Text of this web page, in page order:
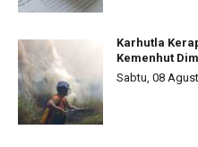
Karhutla
Kemenhut
Sabtu, 08